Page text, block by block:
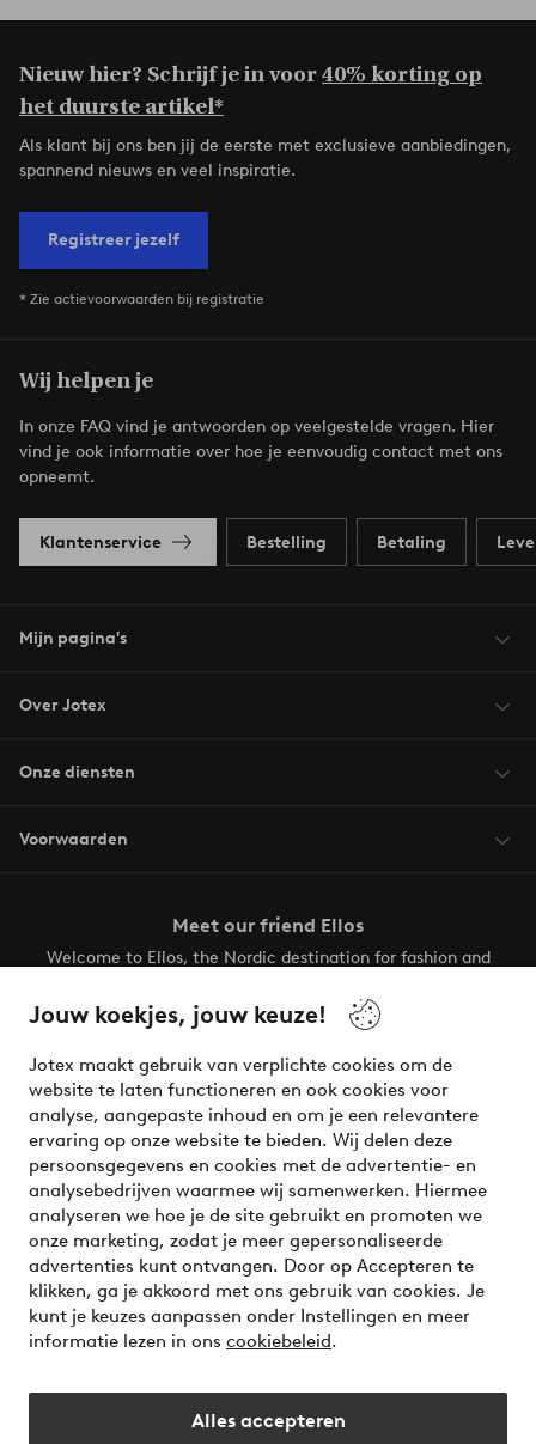
Jouw koekjes, jouw keuze!
Jotex maakt gebruik van verplichte cookies om de
website te laten functioneren en ook cookies voor
analyse, aangepaste inhoud en om je een relevantere
ervaring op onze website te bieden. Wij delen deze
persoonsgegevens en cookies met de advertentie- en
analysebedrijven waarmee wij samenwerken. Hiermee
analyseren we hoe je de site gebruikt en promoten we
onze marketing, zodat je meer gepersonaliseerde
advertenties kunt ontvangen. Door op Accepteren te
klikken, ga je akkoord met ons gebruik van cookies. Je
kunt je keuzes aanpassen onder Instellingen en meer
informatie lezen in ons cookiebeleid.
Alles accepteren
Nieuw hier? Schrijf je in voor40% korting op
het duurste artikel*
Als klant bij ons ben jij de eerste met exclusieve aanbiedingen,
spannend nieuws en veel inspiratie.
Registreer jezelf
* Zie actievoorwaarden bij registratie
Wij helpen je
In onze FAQ vind je antwoorden op veelgestelde vragen. Hier
vind je ook informatie over hoe je eenvoudig contact met ons
opneemt.
Klantenservice Bestelling Betaling
Mijn pagina's
Over Jotex
Onze diensten
Voorwaarden
Meet our friend Ellos
Welcome to Ellos, the Nordic destination for fashion and
your wardrobe. Your next inspiring look is here!
Veilig betalen - Nu betalen of opsplitsen
Wil je meer weten over onze betaalopties?